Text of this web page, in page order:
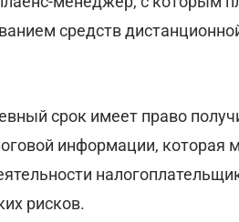
средств
срок имеет право
информации, которая
рисков.